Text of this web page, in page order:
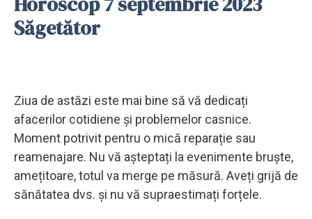
Săgetător
Ziua de astăzi este mai bine să vă dedicați
afacerilor cotidiene și problemelor casnice.
Moment potrivit pentru o mică reparație sau
reamenajare. Nu vă așteptați la evenimente bruște,
amețitoare, totul va merge pe măsură. Aveți grijă de
sănătatea dvs. și nu vă supraestimați forțele.